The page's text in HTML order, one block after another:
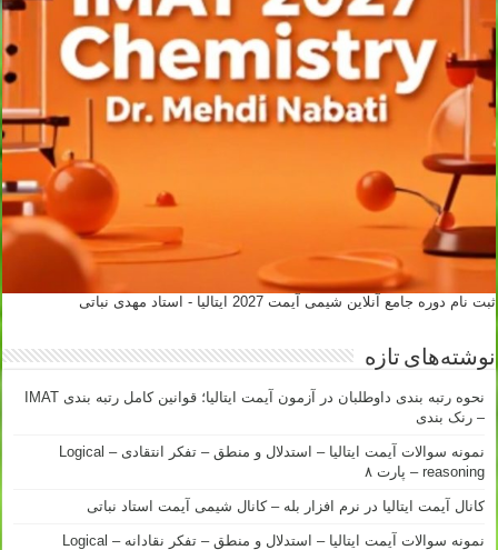
ثبت نام دوره جامع آنلاین شیمی آیمت 2027 ایتالیا - استاد مهدی نباتی
نوشته‌های تازه
نحوه رتبه بندی داوطلبان در آزمون آیمت ایتالیا؛ قوانین کامل رتبه بندی IMAT
– رنک بندی
نمونه سوالات آیمت ایتالیا – استدلال و منطق – تفکر انتقادی – Logical
reasoning – پارت ۸
کانال آیمت ایتالیا در نرم افزار بله – کانال شیمی آیمت استاد نباتی
نمونه سوالات آیمت ایتالیا – استدلال و منطق – تفکر نقادانه – Logical